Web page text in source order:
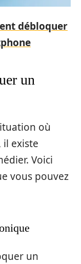
débloquer
un
où
existe
Voici
vous pouvez
un